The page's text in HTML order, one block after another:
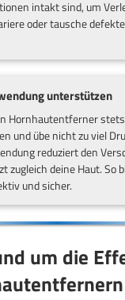
intakt sind, um
oder tausche
unterstützen
Hornhautentferner
und übe nicht zu viel
reduziert den
zugleich deine Haut. So
und sicher.
um die